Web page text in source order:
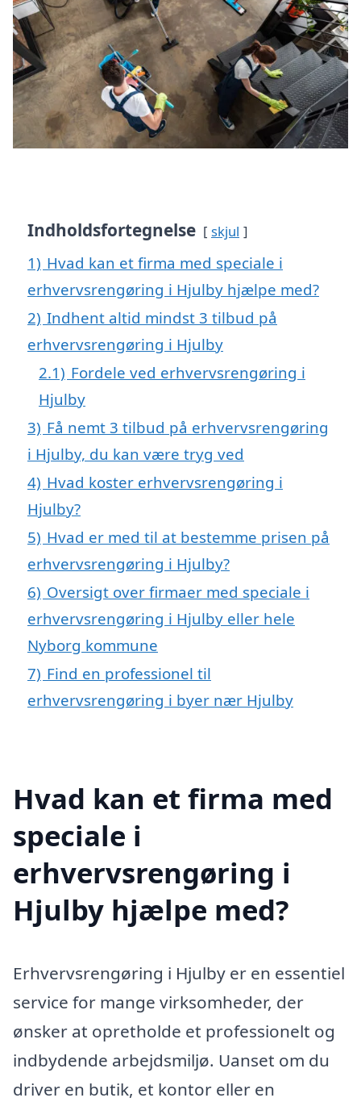
Indholdsfortegnelse skjul
1) Hvad kan et firma med speciale i
erhvervsrengøring i Hjulby hjælpe med?
2) Indhent altid mindst 3 tilbud på
erhvervsrengøring i Hjulby
2.1) Fordele ved erhvervsrengøring i
Hjulby
3) Få nemt 3 tilbud på erhvervsrengøring
i Hjulby, du kan være tryg ved
4) Hvad koster erhvervsrengøring i
Hjulby?
5) Hvad er med til at bestemme prisen på
erhvervsrengøring i Hjulby?
6) Oversigt over firmaer med speciale i
erhvervsrengøring i Hjulby eller hele
Nyborg kommune
7) Find en professionel til
erhvervsrengøring i byer nær Hjulby
Hvad kan et firma med
speciale i
erhvervsrengøring i
Hjulby hjælpe med?
Erhvervsrengøring i Hjulby er en essentiel
service for mange virksomheder, der
ønsker at opretholde et professionelt og
indbydende arbejdsmiljø. Uanset om du
driver en butik, et kontor eller en